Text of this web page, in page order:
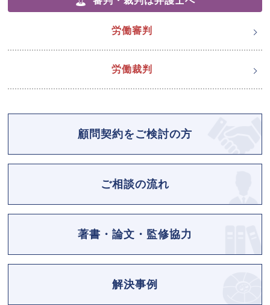
労働審判
労働裁判
顧問契約をご検討の方
ご相談の流れ
著書・論文・監修協力
解決事例